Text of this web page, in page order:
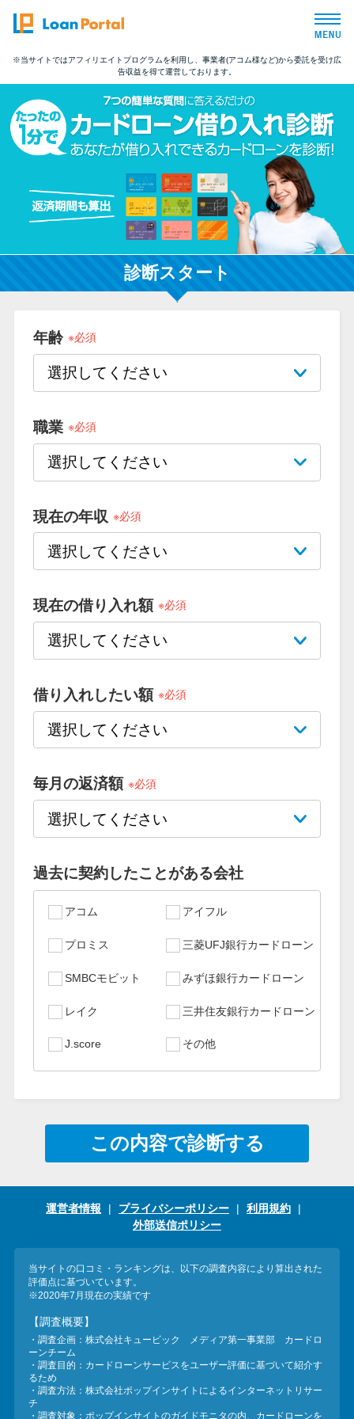
トップページ
おすすめコンテンツ
とにかくすぐ借りたい方向け
バレずに借りたい方向け
カードローンQ&A
リボ払いをそのまま払いきると
損！
カードローンの見直しで40万円
得した話
最速！最短40分で借りられるカ
ードローン
特集ページ一覧
種類や特徴で探す
銀行カードローンを選ぶべき4つ
無利息期間を利用して利息0円で
種類・特徴別一覧
今月の家賃払えない…2ヵ月目に
家賃払えないが強制退去は避け
法2選
街金とは？絶対審査通る？借金
に悩む人へ街金をおすすめしな
い理由
質屋でお金を借りるには？年利
やシステムをカードローンと比
較
※当サイトではアフィリエイトプログラムを利用し、事業者(アコム様など)から委託を受け広
告収益を得て運営しております。
診断スタート
年齢 ※必須
職業 ※必須
現在の年収 ※必須
現在の借り入れ額 ※必須
借り入れしたい額 ※必須
毎月の返済額 ※必須
過去に契約したことがある会社
アコム アイフル
プロミス 三菱UFJ銀行カードローン
SMBCモビット みずほ銀行カードローン
レイク 三井住友銀行カードローン
J.score その他
この内容で診断する
運営者情報 プライバシーポリシー
利用規約
外部送信ポリシー
当サイトの口コミ・ランキングは、以下の調査内容により算出された
評価点に基づいています。
※2020年7月現在の実績です
【調査概要】
・調査企画：株式会社キュービック メディア第一事業部 カードロ
ーンチーム
・調査目的：カードローンサービスをユーザー評価に基づいて紹介す
るため
・調査方法：株式会社ポップインサイトによるインターネットリサー
チ
・調査対象：ポップインサイトのガイドモニタの内、カードローンを